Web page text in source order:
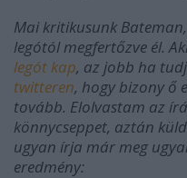
Mai kritikusunk
legótól megfertőzve él.
legót kap, az jobb ha
twitteren, hogy bizony ő
tovább. Elolvastam az
könnycseppet, aztán
ugyan írja már meg
eredmény: